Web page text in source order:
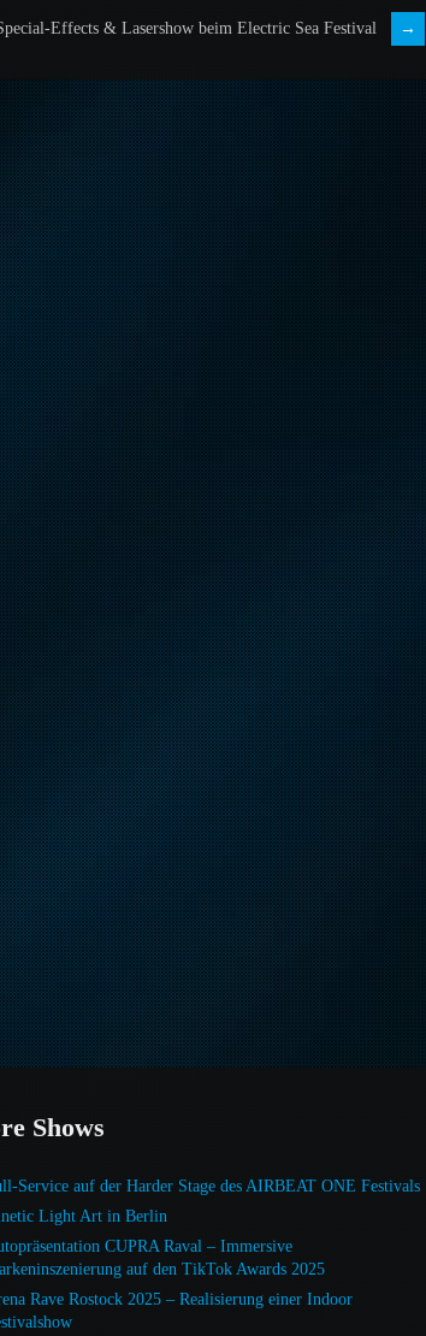
Effects & Lasershow beim Electric Sea Festival
Shows
Service auf der Harder Stage des AIRBEAT ONE Festivals
Light Art in Berlin
CUPRA Raval – Immersive
auf den TikTok Awards 2025
Rave Rostock 2025 – Realisierung einer Indoor